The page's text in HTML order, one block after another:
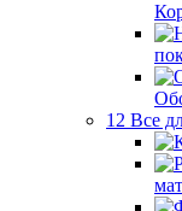
12 Все